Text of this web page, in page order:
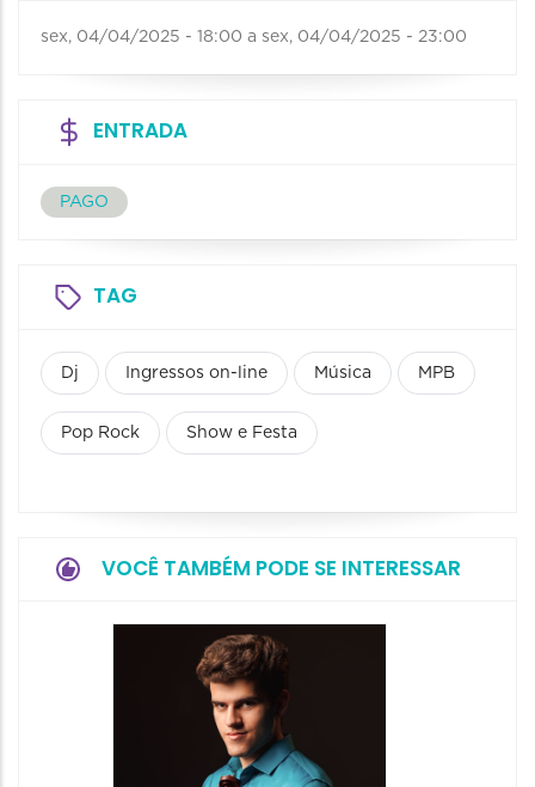
sex, 04/04/2025 - 18:00 a sex, 04/04/2025 - 23:00
ENTRADA
PAGO
TAG
Dj Ingressos on-line Música MPB
Pop Rock Show e Festa
VOCÊ TAMBÉM PODE SE INTERESSAR